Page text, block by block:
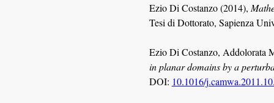
Ezio Di Costanzo(2014),
Tesi di Dottorato, Sapienza
Ezio Di Costanzo, Addolorata
in planar domains by a
DOI: 10.1016/